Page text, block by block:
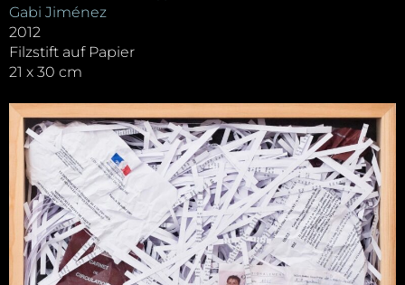
Gabi Jiménez
2012
Filzstift auf Papier
21 x 30 cm